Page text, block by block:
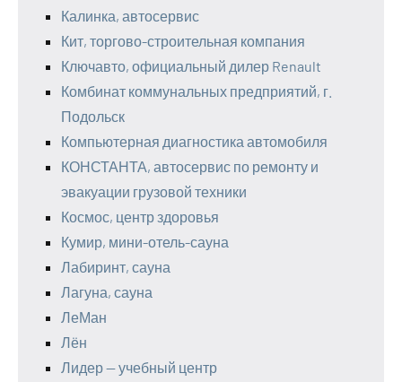
Калинка, автосервис
Кит, торгово-строительная компания
Ключавто, официальный дилер Renault
Комбинат коммунальных предприятий, г.
Подольск
Компьютерная диагностика автомобиля
КОНСТАНТА, автосервис по ремонту и
эвакуации грузовой техники
Космос, центр здоровья
Кумир, мини-отель-сауна
Лабиринт, сауна
Лагуна, сауна
ЛеМан
Лён
Лидер — учебный центр